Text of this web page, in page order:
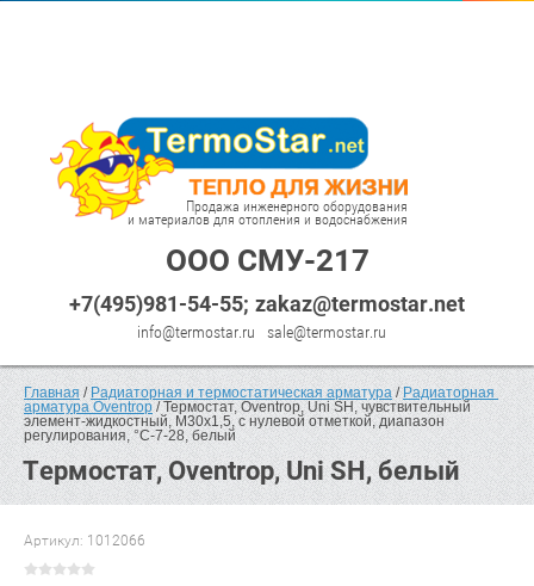
Продажа инженерного оборудования
и материалов для отопления и водоснабжения
ООО СМУ-217
+7(495)981-54-55 zakaz@termostar.net
info@termostar.ru sale@termostar.ru
Главная / Радиаторная и термостатическая арматура / Радиаторная
арматура Oventrop / Термостат, Oventrop, Uni SH, чувствительный
элемент-жидкостный, M30x1,5, с нулевой отметкой, диапазон
регулирования, °С-7-28, белый
Термостат, Oventrop, Uni SH, белый
Артикул: 1012066